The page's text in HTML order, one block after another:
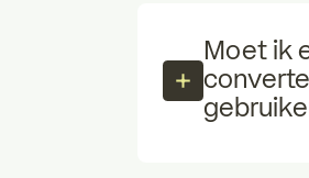
Moet ik